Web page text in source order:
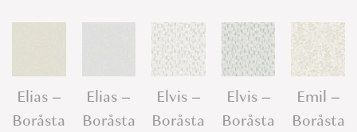
Elias –
Boråsta
Elias –
Boråsta
Elvis –
Boråsta
Elvis –
Boråsta
Emil –
Boråsta